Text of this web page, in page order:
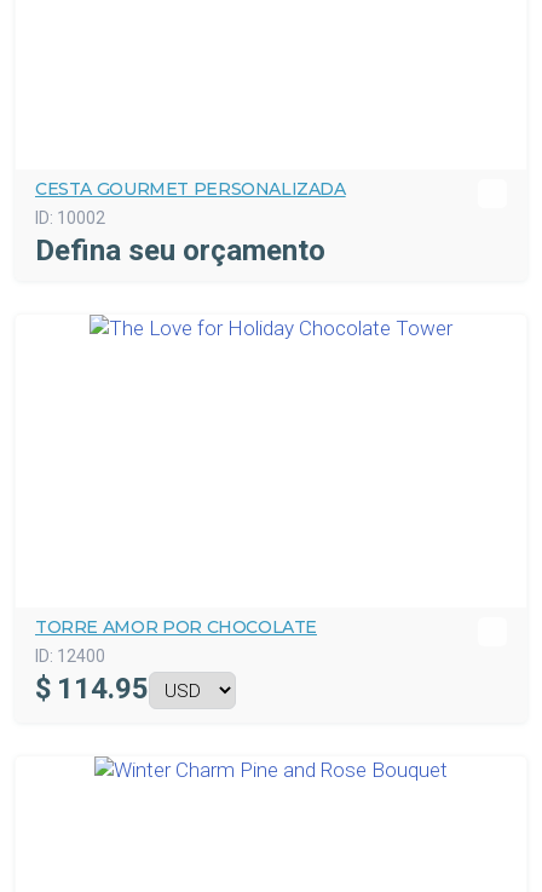
CESTA GOURMET PERSONALIZADA
ID: 10002
Defina seu orçamento
TORRE AMOR POR CHOCOLATE
ID: 12400
$ 114.95